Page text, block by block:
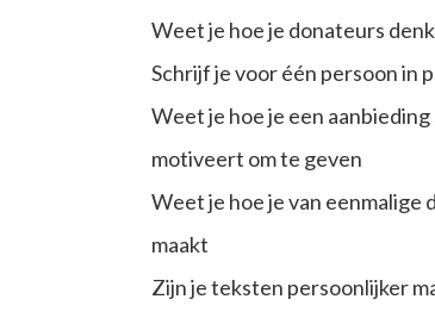
Weet je hoe je donateurs
Schrijf je voor één persoon in
Weet je hoe je een
motiveert om te geven
Weet je hoe je van
maakt
Zijn je teksten persoonlijker